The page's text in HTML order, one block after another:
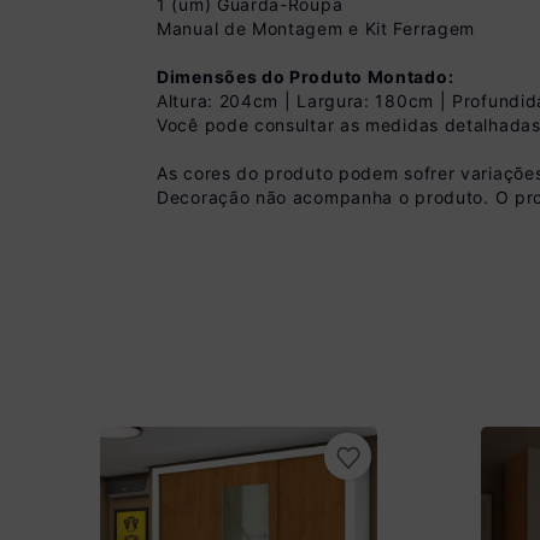
Pix
R$ 1.709,99 à
1 (um) Guarda-Roupa
Manual de Montagem e Kit Ferragem
Dimensões do Produto Montado:
Altura: 204cm | Largura: 180cm |
Você pode consultar as medidas
As cores do produto podem sofrer
Decoração não acompanha o produto. O